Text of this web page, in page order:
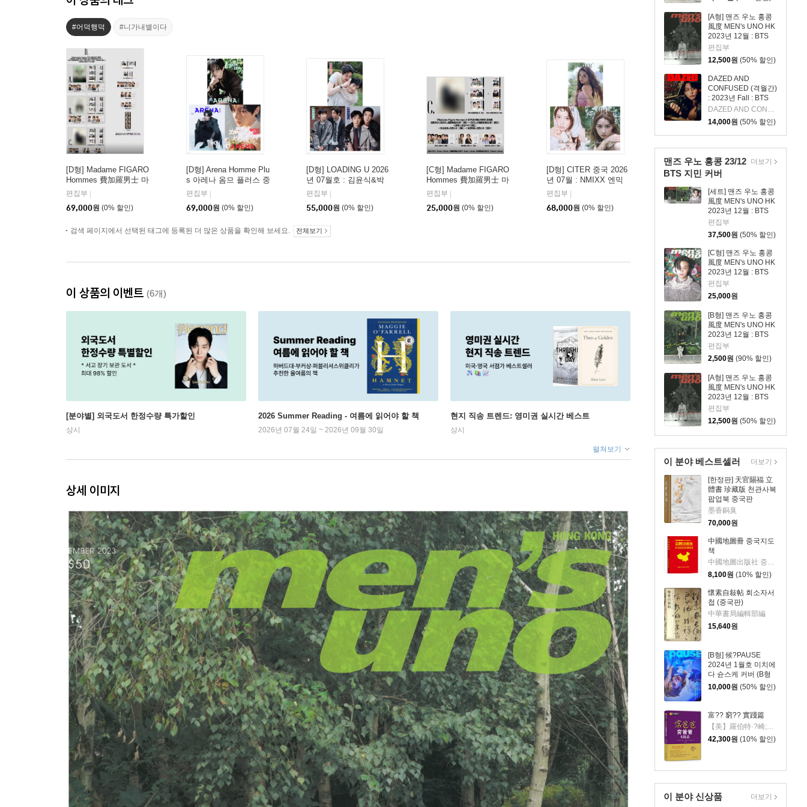
[A형] 맨즈 우노 홍콩
風度 MEN's UNO HK
2023년 12월 : BTS
지민 커버
편집부
12,500원 (50% 할인)
DAZED AND
CONFUSED (격월간)
: 2023년 Fall : BTS
정국 커버
DAZED AND CONFUSED
14,000원 (50% 할인)
맨즈 우노 홍콩 23/12
BTS 지민 커버
[세트] 맨즈 우노 홍콩
風度 MEN's UNO HK
2023년 12월 : BTS
지민 커버 A~C형 세
트
편집부
37,500원 (50% 할인)
[C형] 맨즈 우노 홍콩
風度 MEN's UNO HK
2023년 12월 : BTS
지민 커버
편집부
25,000원
[B형] 맨즈 우노 홍콩
風度 MEN's UNO HK
2023년 12월 : BTS
지민 커버
편집부
2,500원 (90% 할인)
[A형] 맨즈 우노 홍콩
風度 MEN's UNO HK
2023년 12월 : BTS
지민 커버
편집부
12,500원 (50% 할인)
더보기
이 분야 베스트셀러
[한정판] 天官賜福 立
體書 珍藏版 천관사복
팝업북 중국판
墨香銅臭
70,000원
中國地圖冊 중국지도
책
中國地圖出版社 중국지도출판사
8,100원 (10% 할인)
懷素自敍帖 회소자서
첩 (중국판)
中華書局編輯部編
15,640원
[B형] 候?PAUSE
2024년 1월호 미치에
다 슌스케 커버 (B형
잡지 + B형 포토카드
2종 증정)
10,000원 (50% 할인)
富?? 窮?? 實踐篇
42,300원 (10% 할인)
더보기
이 분야 신상품 더보기
#어덕행덕 #니가내별이다
[D형] Madame FIGARO
Hommes 費加羅男士 마
담 피가로 옴므 비가라
남사 중국 2026년 08월 :
김윤식&박시우 커버 (A
잡지+랜덤 카드 35장
편집부
69,000원 (0% 할인)
[D형] Arena Homme Plu
s 아레나 옴므 플러스 중
국 2026년 05월 : 라이즈
(RIIZE) 원빈 커버 (A형
잡지+B형 잡지+C형 잡
5장+인생네컷 1장)
편집부
69,000원 (0% 할인)
[D형] LOADING U 2026
년 07월호 : 김윤식&박
시우 커버 (A형 잡지+B
형 잡지+C형 잡지+카드
18장)
편집부
55,000원 (0% 할인)
[C형] Madame FIGARO
Hommes 費加羅男士 마
담 피가로 옴므 비가라
남사 중국 2026년 08월 :
김윤식&박시우 커버 (표
편집부
25,000원 (0% 할인)
[D형] CITER 중국 2026
년 07월 : NMIXX 엔믹
스 지우 커버 (A형 잡지
+B형 잡지+C형 잡지
+카드 24장+인생네컷 2
편집부
68,000원 (0% 할인)
검색 페이지에서 선택된 태그에 등록된 더 많은 상품을 확인해 보세요. 전체보기
이 상품의 이벤트 (6개)
[분야별] 외국도서 한정수량 특가할인
상시
2026 Summer Reading - 여름에 읽어야 할 책
2026년 07월 24일 ~ 2026년 09월 30일
현지 직송 트렌드: 영미권 실시간 베스트
상시
펼쳐보기
상세 이미지